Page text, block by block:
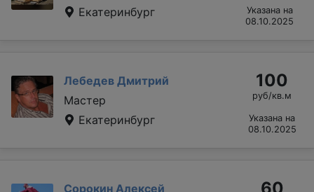
Екатеринбург
Указана на
08.10.2025
Лебедев Дмитрий
Мастер
Екатеринбург
100
руб/кв.м
Указана на
08.10.2025
Сорокин Алексей